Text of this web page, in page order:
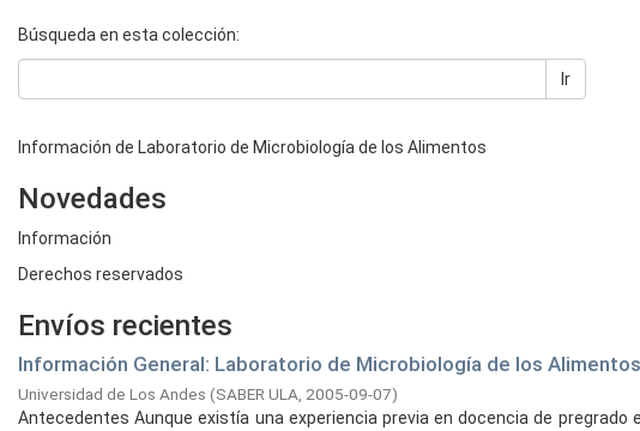
Búsqueda en esta colección:
Ir
Información de Laboratorio de Microbiología de los Alimentos
Novedades
Información
Derechos reservados
Envíos recientes
Información General: Laboratorio de Microbiología de los Alimentos
Universidad de Los Andes (SABER ULA, 2005-09-07)
Antecedentes Aunque existía una experiencia previa en docencia de